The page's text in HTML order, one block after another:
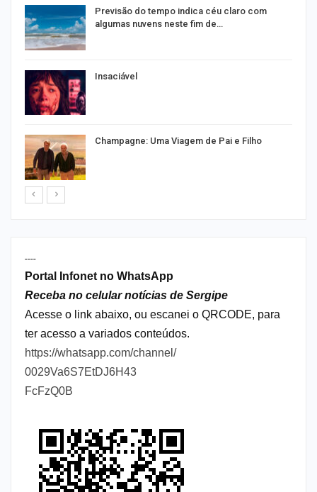
Previsão do tempo indica céu claro com
algumas nuvens neste fim de…
Insaciável
Champagne: Uma Viagem de Pai e Filho
----
Portal Infonet no WhatsApp
Receba no celular notícias de Sergipe
Acesse o link abaixo, ou escanei o QRCODE, para
ter acesso a variados conteúdos.
https://whatsapp.com/channel/
0029Va6S7EtDJ6H43
FcFzQ0B